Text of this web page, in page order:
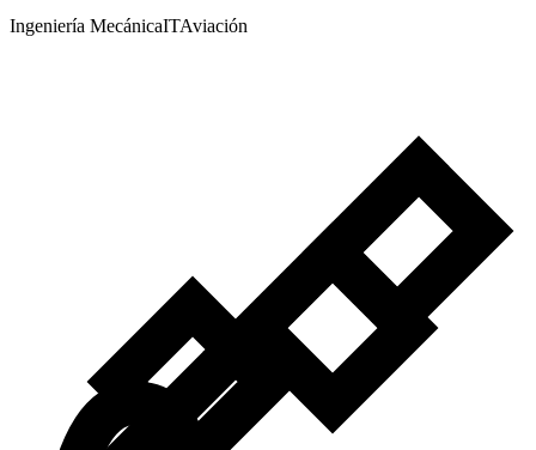
Ingeniería MecánicaITAviación